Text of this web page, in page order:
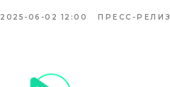
2025-06-02 12:00 ПРЕСС-РЕЛИЗ